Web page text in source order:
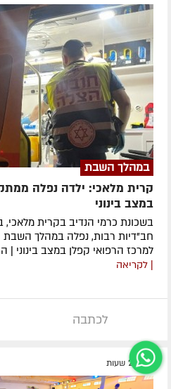
במהלך השבת
קרית מלאכי: ילדה נפלה
במצב בינוני
בשכונת כרמי הנדיב בקרית
למרכז הרפואי קפלן במצב בינוני
| לקריאה
לכתבה
לפני 21 שעות